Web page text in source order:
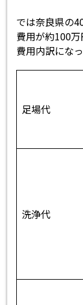
では奈良県の
費用が約100
費用内訳にな
足場代
洗浄代